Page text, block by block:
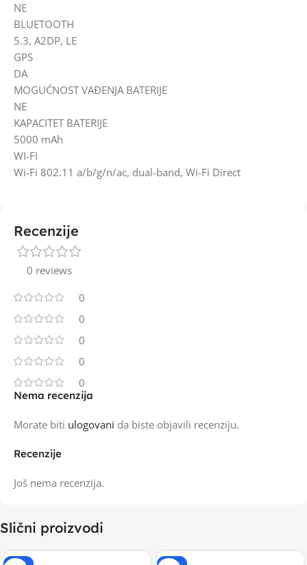
NE
BLUETOOTH
5.3, A2DP, LE
GPS
DA
MOGUĆNOST VAĐENJA BATERIJE
NE
KAPACITET BATERIJE
5000 mAh
WI-FI
Wi-Fi 802.11 a/b/g/n/ac, dual-band, Wi-Fi Direct
Recenzije
0 reviews
0
0
0
0
0
Recenzije
Još nema recenzija.
Nema recenzija
Morate biti ulogovani da biste objavili recenziju.
Slični proizvodi